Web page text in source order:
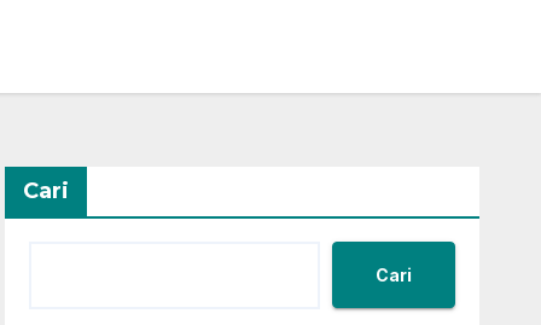
Cari
Cari